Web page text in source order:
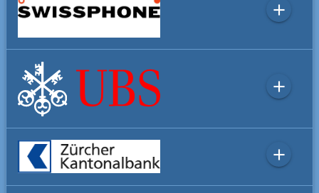
add
add
add